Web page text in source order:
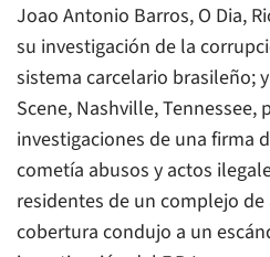
Joao Antonio Barros, O Dia,
su investigación de la
sistema carcelario brasileño;
Scene, Nashville, Tennessee,
investigaciones de una firma
cometía abusos y actos
residentes de un complejo
cobertura condujo a un